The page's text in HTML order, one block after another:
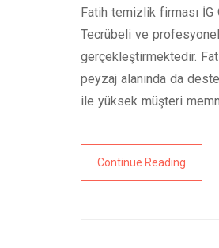
Fatih temizlik firması
Tecrübeli ve
gerçekleştirmektedir.
peyzaj alanında da
ile yüksek müşteri
Continue Reading